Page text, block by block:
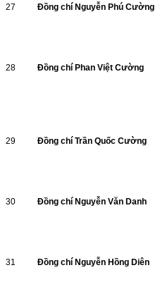
27 Đồng chí Nguyễn Phú Cường
28 Đồng chí Phan Việt Cường
29 Đồng chí Trần Quốc Cường
30 Đồng chí Nguyễn Văn Danh
31 Đồng chí Nguyễn Hồng Diên